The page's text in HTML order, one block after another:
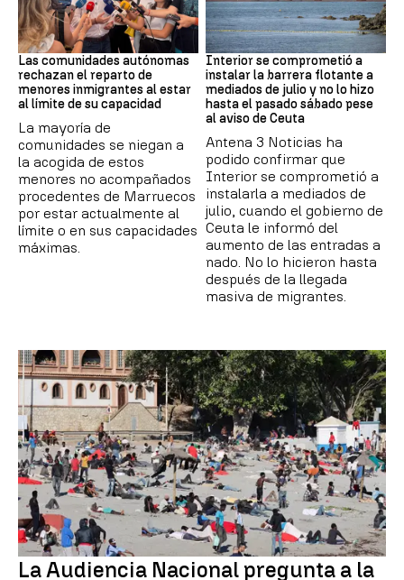
Crisis Migratoria
Las comunidades autónomas
rechazan el reparto de
menores inmigrantes al estar
al límite de su capacidad
La mayoría de
comunidades se niegan a
la acogida de estos
menores no acompañados
procedentes de Marruecos
por estar actualmente al
límite o en sus capacidades
máximas.
CRISIS MIGRATORIA
Interior se comprometió a
instalar la barrera flotante a
mediados de julio y no lo hizo
hasta el pasado sábado pese
al aviso de Ceuta
Antena 3 Noticias ha
podido confirmar que
Interior se comprometió a
instalarla a mediados de
julio, cuando el gobierno de
Ceuta le informó del
aumento de las entradas a
nado. No lo hicieron hasta
después de la llegada
masiva de migrantes.
La Audiencia Nacional pregunta a la